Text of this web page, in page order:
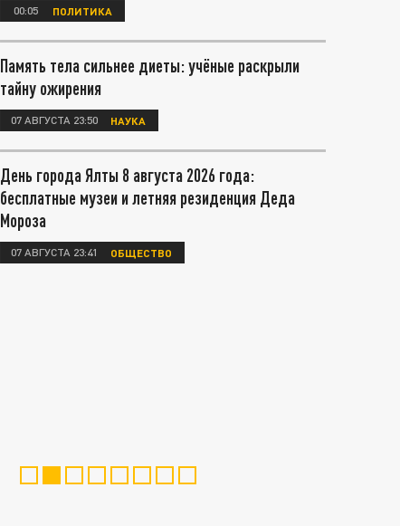
00:05 ПОЛИТИКА
Память тела сильнее диеты: учёные раскрыли
тайну ожирения
07 АВГУСТА 23:50 НАУКА
День города Ялты 8 августа 2026 года:
бесплатные музеи и летняя резиденция Деда
Мороза
07 АВГУСТА 23:41 ОБЩЕСТВО